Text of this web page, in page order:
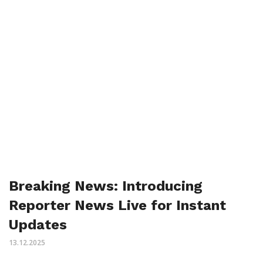
Breaking News: Introducing
Reporter News Live for Instant
Updates
13.12.2025